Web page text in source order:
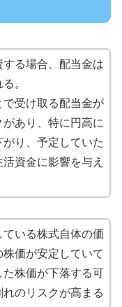
る場合、配当金は
。
受け取る配当金が
あり、特に円高に
り、予定していた
資金に影響を与え
いる株式自体の価
価が安定していて
た株価が下落する可
のリスクが高まる